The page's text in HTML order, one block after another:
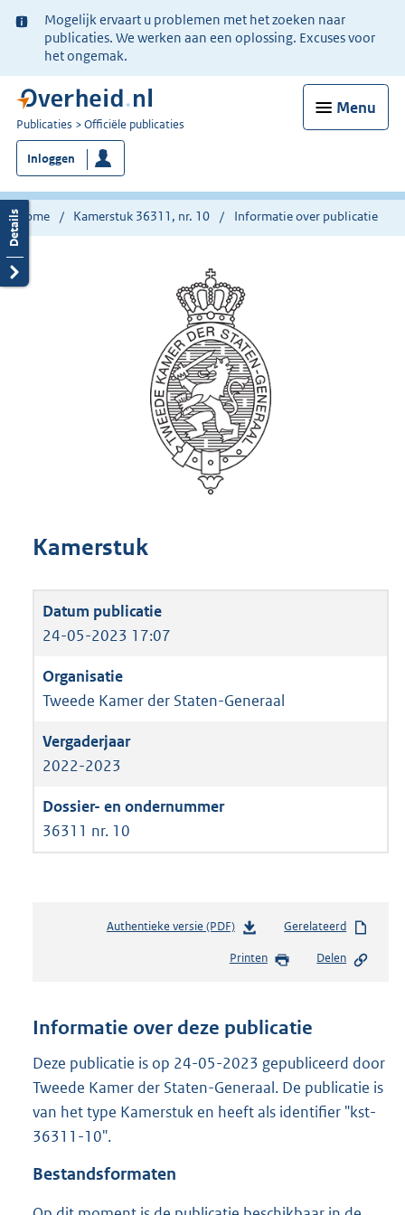
Ter
informatie:
Mogelijk ervaart u problemen met het zoeken naar
publicaties. We werken aan een oplossing. Excuses voor
het ongemak.
Menu
U
bent
nu
hier:
Publicaties Officiële publicaties
Inloggen
Home Kamerstuk 36311, nr. 10 Informatie over publicatie
Kamerstuk
24-05-2023 17:07
Tweede Kamer der Staten-Generaal
2022-2023
36311 nr. 10
Authentieke versie (PDF)b
s
n
s
r
o
:
Gerelateerd
Printen Delen
Informatie over deze publicatie
Deze publicatie is op 24-05-2023 gepubliceerd door
Tweede Kamer der Staten-Generaal. De publicatie is
van het type Kamerstuk en heeft als identifier "kst-
36311-10".
Bestandsformaten